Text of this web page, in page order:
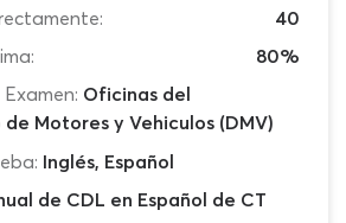
40
80%
Oficinas del
Motores y Vehiculos (DMV)
Inglés, Español
de CDL en Español de CT